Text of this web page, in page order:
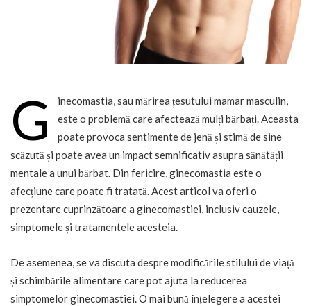
G
inecomastia, sau mărirea țesutului mamar masculin,
este o problemă care afectează mulți bărbați. Aceasta
poate provoca sentimente de jenă și stimă de sine
scăzută și poate avea un impact semnificativ asupra sănătății
mentale a unui bărbat. Din fericire, ginecomastia este o
afecțiune care poate fi tratată. Acest articol va oferi o
prezentare cuprinzătoare a ginecomastiei, inclusiv cauzele,
simptomele și tratamentele acesteia.
De asemenea, se va discuta despre modificările stilului de viață
și schimbările alimentare care pot ajuta la reducerea
simptomelor ginecomastiei. O mai bună înțelegere a acestei